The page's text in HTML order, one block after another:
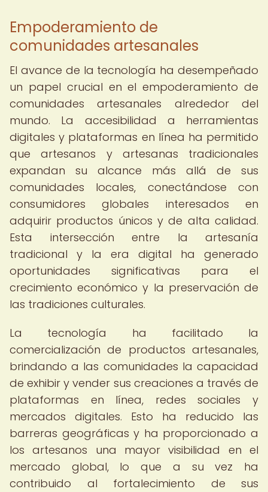
Empoderamiento de
comunidades artesanales
El avance de la tecnología ha desempeñado
un papel crucial en el empoderamiento de
comunidades artesanales alrededor del
mundo. La accesibilidad a herramientas
digitales y plataformas en línea ha permitido
que artesanos y artesanas tradicionales
expandan su alcance más allá de sus
comunidades locales, conectándose con
consumidores globales interesados en
adquirir productos únicos y de alta calidad.
Esta intersección entre la artesanía
tradicional y la era digital ha generado
oportunidades significativas para el
crecimiento económico y la preservación de
las tradiciones culturales.
La tecnología ha facilitado la
comercialización de productos artesanales,
brindando a las comunidades la capacidad
de exhibir y vender sus creaciones a través de
plataformas en línea, redes sociales y
mercados digitales. Esto ha reducido las
barreras geográficas y ha proporcionado a
los artesanos una mayor visibilidad en el
mercado global, lo que a su vez ha
contribuido al fortalecimiento de sus